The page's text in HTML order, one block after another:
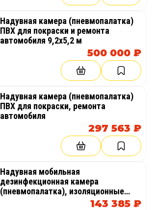
Надувная камера (пневмопалатка)
ПВХ для покраски и ремонта
автомобиля 9,2х5,2 м
500 000 ₽
Надувная камера (пневмопалатка)
ПВХ для покраски, ремонта
автомобиля
297 563 ₽
Надувная мобильная
дезинфекционная камера
(пневмопалатка), изоляционные
143 385 ₽